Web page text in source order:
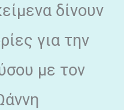
δίνουν
για την
με τον